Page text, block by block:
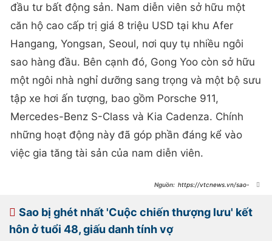
đầu tư bất động sản. Nam diễn viên sở hữu một
căn hộ cao cấp trị giá 8 triệu USD tại khu Afer
Hangang, Yongsan, Seoul, nơi quy tụ nhiều ngôi
sao hàng đầu. Bên cạnh đó, Gong Yoo còn sở hữu
một ngôi nhà nghỉ dưỡng sang trọng và một bộ sưu
tập xe hơi ấn tượng, bao gồm Porsche 911,
Mercedes-Benz S-Class và Kia Cadenza. Chính
những hoạt động này đã góp phần đáng kể vào
việc gia tăng tài sản của nam diễn viên.
https://vtcnews.vn/sao-
tinh-ai-ar913334.html
Sao bị ghét nhất 'Cuộc chiến thượng lưu' kết
hôn ở tuổi 48, giấu danh tính vợ